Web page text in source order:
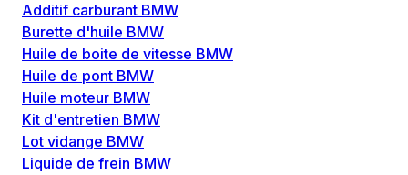
Additif carburant BMW
Burette d'huile BMW
Huile de boite de vitesse BMW
Huile de pont BMW
Huile moteur BMW
Kit d'entretien BMW
Lot vidange BMW
Liquide de frein BMW